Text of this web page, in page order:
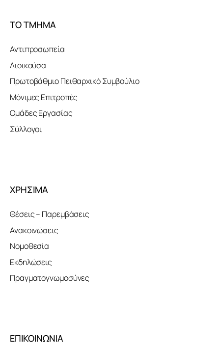
ΤΟ ΤΜΗΜΑ
Αντιπροσωπεία
Διοικούσα
Πρωτοβάθμιο Πειθαρχικό Συμβούλιο
Μόνιμες Επιτροπές
Ομάδες Εργασίας
Σύλλογοι
ΧΡΗΣΙΜΑ
Θέσεις – Παρεμβάσεις
Ανακοινώσεις
Νομοθεσία
Εκδηλώσεις
Πραγματογνωμοσύνες
ΕΠΙΚΟΙΝΩΝΙΑ